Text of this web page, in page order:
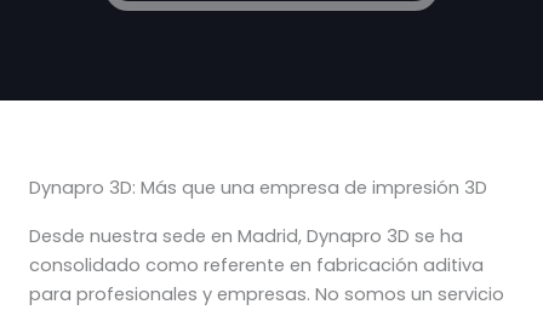
Dynapro 3D: Más que una empresa de impresión 3D
Desde nuestra sede en Madrid, Dynapro 3D se ha
consolidado como referente en fabricación aditiva
para profesionales y empresas. No somos un servicio